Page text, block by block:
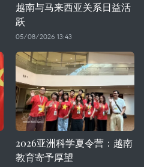
越南与马来西亚关系日益活
跃
05/08/2026 13:43
2026亚洲科学夏令营：越南
教育寄予厚望